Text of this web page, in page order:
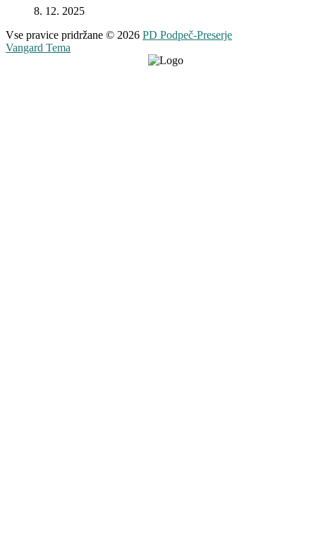
8. 12. 2025
Vse pravice pridržane © 2026 PD Podpeč-Preserje
Vangard Tema